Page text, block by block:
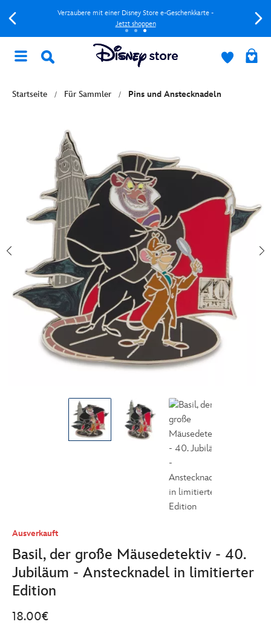
Verzaubere mit einer Disney Store e-Geschenkkarte -
Jetzt shoppen
Startseite Für Sammler Pins und Anstecknadeln
Ausverkauft
Basil, der große Mäusedetektiv - 40.
Jubiläum - Anstecknadel in limitierter
Edition
18.00€